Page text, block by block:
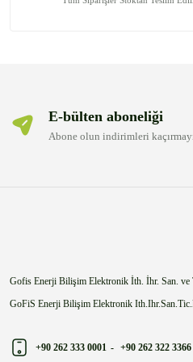
E-bülten aboneliği
Abone olun indirimleri
Gofis Enerji Bilişim Elektronik İth. İhr. San. ve
GoFiS Enerji Bilişim Elektronik
+90 262 333 0001 - +90 262 322 3366